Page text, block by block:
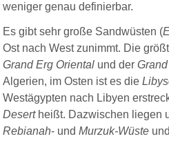
weniger genau definierbar.
Es gibt sehr große Sandwüsten (
Ost nach West zunimmt. Die
Grand Erg Oriental und der
Algerien, im Osten ist es die
Westägypten nach Libyen
Desertheißt. Dazwischen liegen
Rebianah- undMurzuk-Wüste